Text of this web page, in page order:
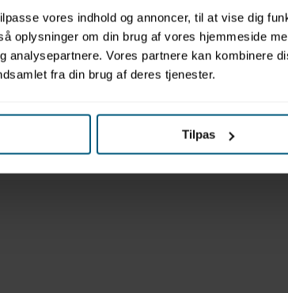
vores indhold og annoncer, til at vise dig
oplysninger om din brug af vores hjemmeside
analysepartnere. Vores partnere kan kombinere
fra din brug af deres tjenester.
Tilpas